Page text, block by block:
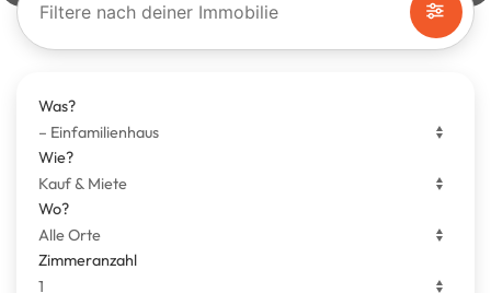
Filtere nach deiner Immobilie
Was?
Wie?
Wo?
Zimmeranzahl